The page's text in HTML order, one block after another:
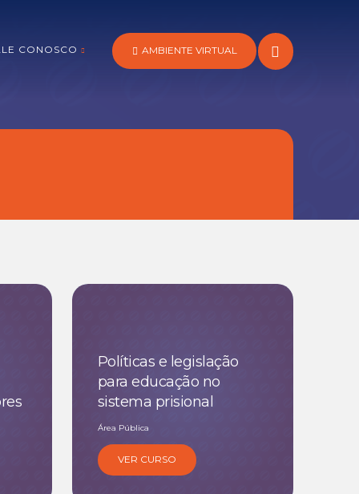
CONOSCO AMBIENTE VIRTUAL
Políticas e legislação
para educação no
sistema prisional
Área Pública
VER CURSO